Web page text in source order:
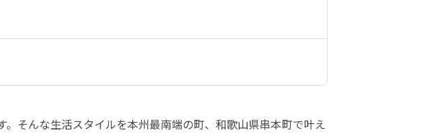
そんな生活スタイルを本州最南端の町、和歌山県串本町で叶え